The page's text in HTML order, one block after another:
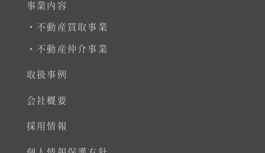
事業内容
・不動産買取事業
・不動産仲介事業
取扱事例
会社概要
採用情報